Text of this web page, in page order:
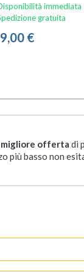
immediata
gratuita
€
migliore offerta di
più basso non